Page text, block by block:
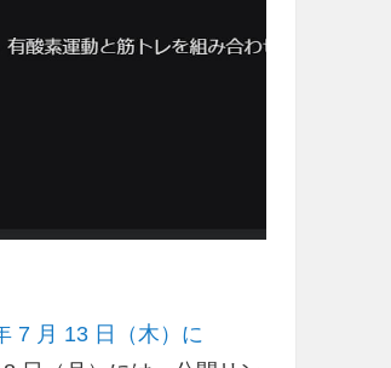
7 月 13 日（木）に